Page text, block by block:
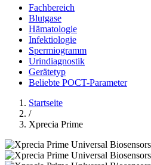
Fachbereich
Blutgase
Hämatologie
Infektiologie
Spermiogramm
Urindiagnostik
Gerätetyp
Beliebte POCT-Parameter
Startseite
/
Xprecia Prime